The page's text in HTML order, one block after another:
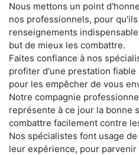
Nous mettons un point
nos professionnels, pour
renseignements
but de mieux les combattre.
Faites confiance à nos
profiter d'une prestation fiable
pour les empêcher de vous
Notre compagnie
représente à ce jour la bonne
combattre facilement contre
Nos spécialistes font usage
leur expérience, pour